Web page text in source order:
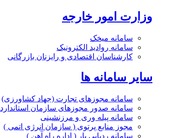
وزارت امور خارجه
سامانه میخک
سامانه روادید الکترونیک
کارشناسان اقتصادی و رایزنان بازرگانی
سایر سامانه ها
سامانه مجوزهای تجارت (جهاد کشاورزی)
سامانه صدور مجوزهای سازمان استاندارد
سامانه پیله وری و مرزنشینی
مجوز منابع پرتوی ( سازمان انرژی اتمی )
سامانه ردیابی بار ( اداره راه آهن )